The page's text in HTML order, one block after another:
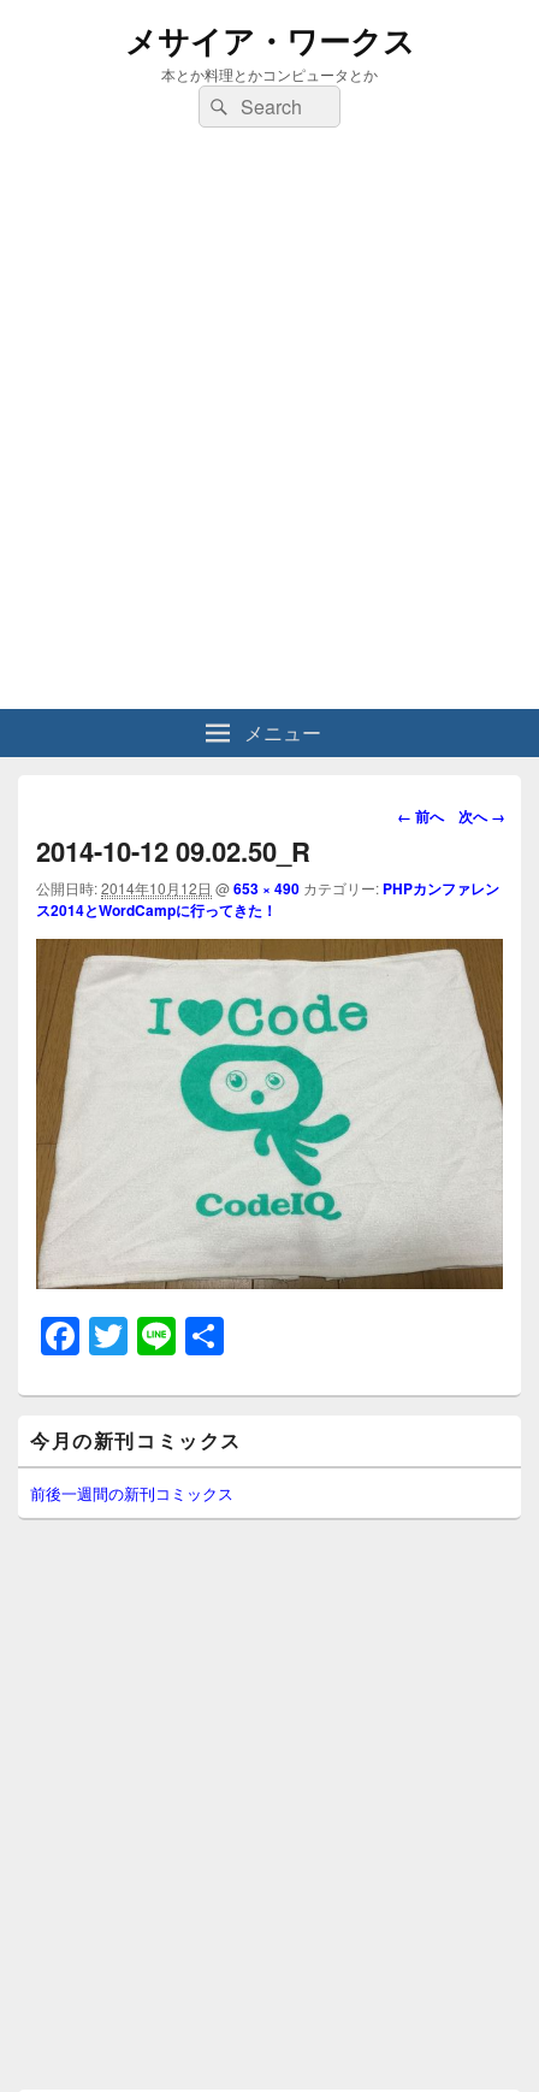
メサイア・ワークス
本とか料理とかコンピュータとか
検
索:
検
索
メニュー
画
ビ
ー
シ
← 前へ 次へ →
2014-10-12 09.02.50_R
公開日時:2014年10月12日 @653 × 490 カテゴリー: PHPカンファレン
ス2014とWordCampに行ってきた！
F
a
c
e
b
o
T
wi
tt
er
Li
n
e
イ
ン
サ
イ
今月の新刊コミックス
前後一週間の新刊コミックス